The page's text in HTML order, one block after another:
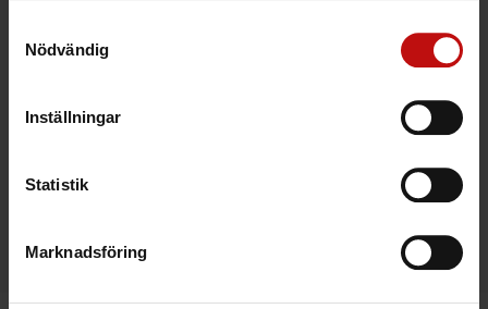
Nödvändig
Inställningar
Statistik
Marknadsföring